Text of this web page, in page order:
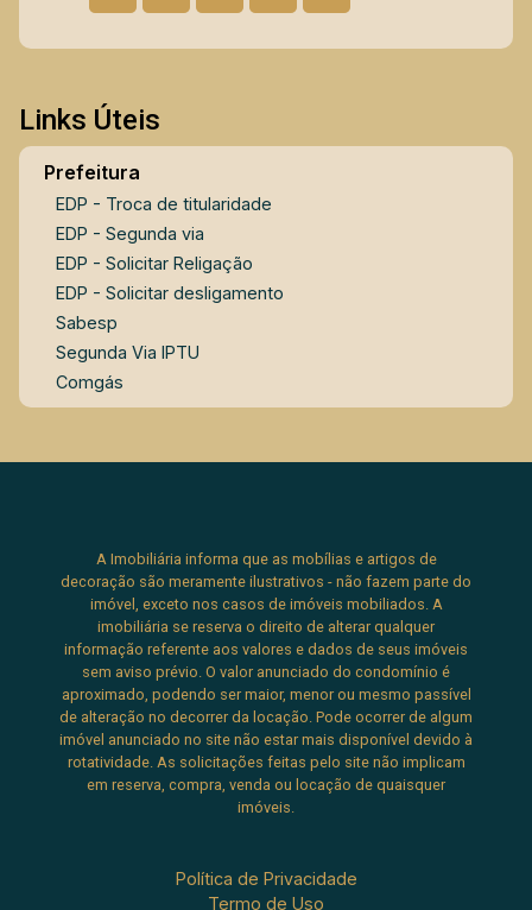
Links Úteis
Prefeitura
EDP - Troca de titularidade
EDP - Segunda via
EDP - Solicitar Religação
EDP - Solicitar desligamento
Sabesp
Segunda Via IPTU
Comgás
A Imobiliária informa que as mobílias e artigos de
decoração são meramente ilustrativos - não fazem parte do
imóvel, exceto nos casos de imóveis mobiliados. A
imobiliária se reserva o direito de alterar qualquer
informação referente aos valores e dados de seus imóveis
sem aviso prévio. O valor anunciado do condomínio é
aproximado, podendo ser maior, menor ou mesmo passível
de alteração no decorrer da locação. Pode ocorrer de algum
imóvel anunciado no site não estar mais disponível devido à
rotatividade. As solicitações feitas pelo site não implicam
em reserva, compra, venda ou locação de quaisquer
imóveis.
Política de Privacidade
Termo de Uso